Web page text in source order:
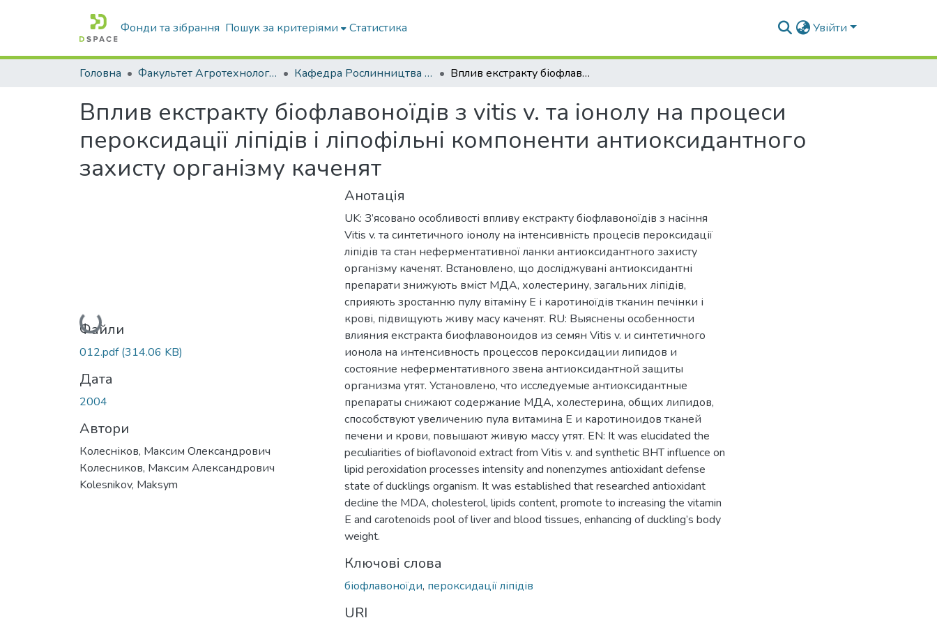
Фонди та зібрання Пошук за критеріями Статистика Увійти
Головна Факультет Агротехнологій та екології Кафедра Рослинництва та садівництва ім. професора В.В. Калитки Вплив екстракту біофлавоноїдів з vitis v. та іонолу на процеси пероксидації ліпідів і ліпофільні компоненти антиоксидантного захисту організму каченят
Вплив екстракту біофлавоноїдів з vitis v. та іонолу на процеси
пероксидації ліпідів і ліпофільні компоненти антиоксидантного
захисту організму каченят
Вантажиться...
Файли
012.pdf(314.06 KB)
Дата
2004
Автори
Колесніков, Максим Олександрович
Колесников, Максим Александрович
Kolesnikov, Maksym
Анотація
UK: З’ясовано особливості впливу екстракту біофлавоноїдів з насіння
Vitis v. та синтетичного іонолу на інтенсивність процесів пероксидації
ліпідів та стан неферментативної ланки антиоксидантного захисту
організму каченят. Встановлено, що досліджувані антиоксидантні
препарати знижують вміст МДА, холестерину, загальних ліпідів,
сприяють зростанню пулу вітаміну Е і каротиноїдів тканин печінки і
крові, підвищують живу масу каченят. RU: Выяснены особенности
влияния екстракта биофлавоноидов из семян Vitis v. и синтетичного
ионола на интенсивность процессов пероксидации липидов и
состояние неферментативного звена антиоксидантной защиты
организма утят. Установлено, что исследуемые антиоксидантные
препараты снижают содержание МДА, холестерина, общих липидов,
способствуют увеличению пула витамина Е и каротиноидов тканей
печени и крови, повышают живую массу утят. EN: It was elucidated the
peculiarities of bioflavonoid extract from Vitis v. and synthetic BHT influence on
lipid peroxidation processes intensity and nonenzymes antioxidant defense
state of ducklings organism. It was established that researched antioxidant
decline the MDA, cholesterol, lipids content, promote to increasing the vitamin
E and carotenoids pool of liver and blood tissues, enhancing of duckling’s body
weight.
Ключові слова
біофлавоноїди, пероксидації ліпідів
URI